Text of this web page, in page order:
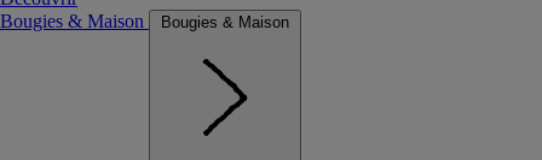
Bougies & Maison
Bougies & Maison